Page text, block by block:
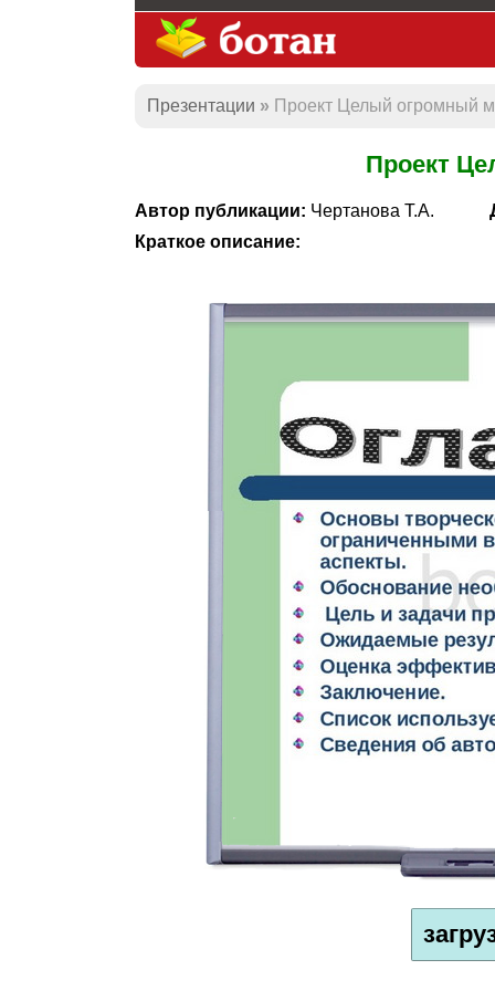
Презентации Проект Целый огромный
Проект
Автор публикации: Чертанова Т.А.
Краткое описание: